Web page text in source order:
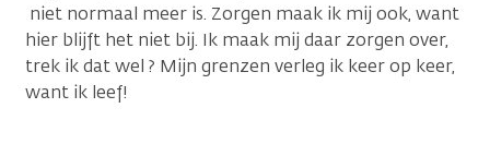
niet normaal meer is. Zorgen maak ik mij ook, want
hier blijft het niet bij. Ik maak mij daar zorgen over,
trek ik dat wel ? Mijn grenzen verleg ik keer op keer,
want ik leef!